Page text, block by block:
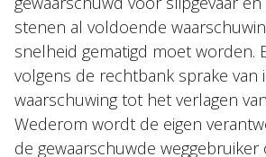
stenen al voldoende
snelheid gematigd moet worden.
volgens de rechtbank sprake van
waarschuwing tot het verlagen
Wederom wordt de eigen
de gewaarschuwde